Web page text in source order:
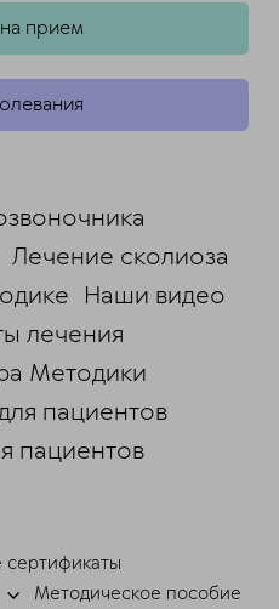
прием
Лечение сколиоза
Наши видео
лечения
Методики
пациентов
пациентов
Методическое пособие